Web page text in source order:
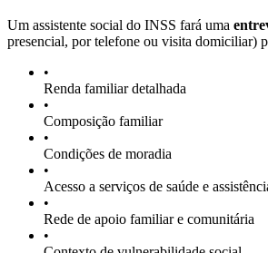
Um assistente social do INSS fará uma
presencial, por telefone ou visita domiciliar)
•
Renda familiar detalhada
•
Composição familiar
•
Condições de moradia
•
Acesso a serviços de saúde e
•
Rede de apoio familiar e comunitária
•